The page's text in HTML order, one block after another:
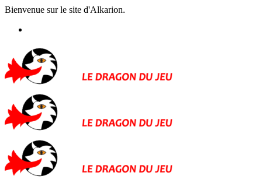
Bienvenue sur le site d'Alkarion.